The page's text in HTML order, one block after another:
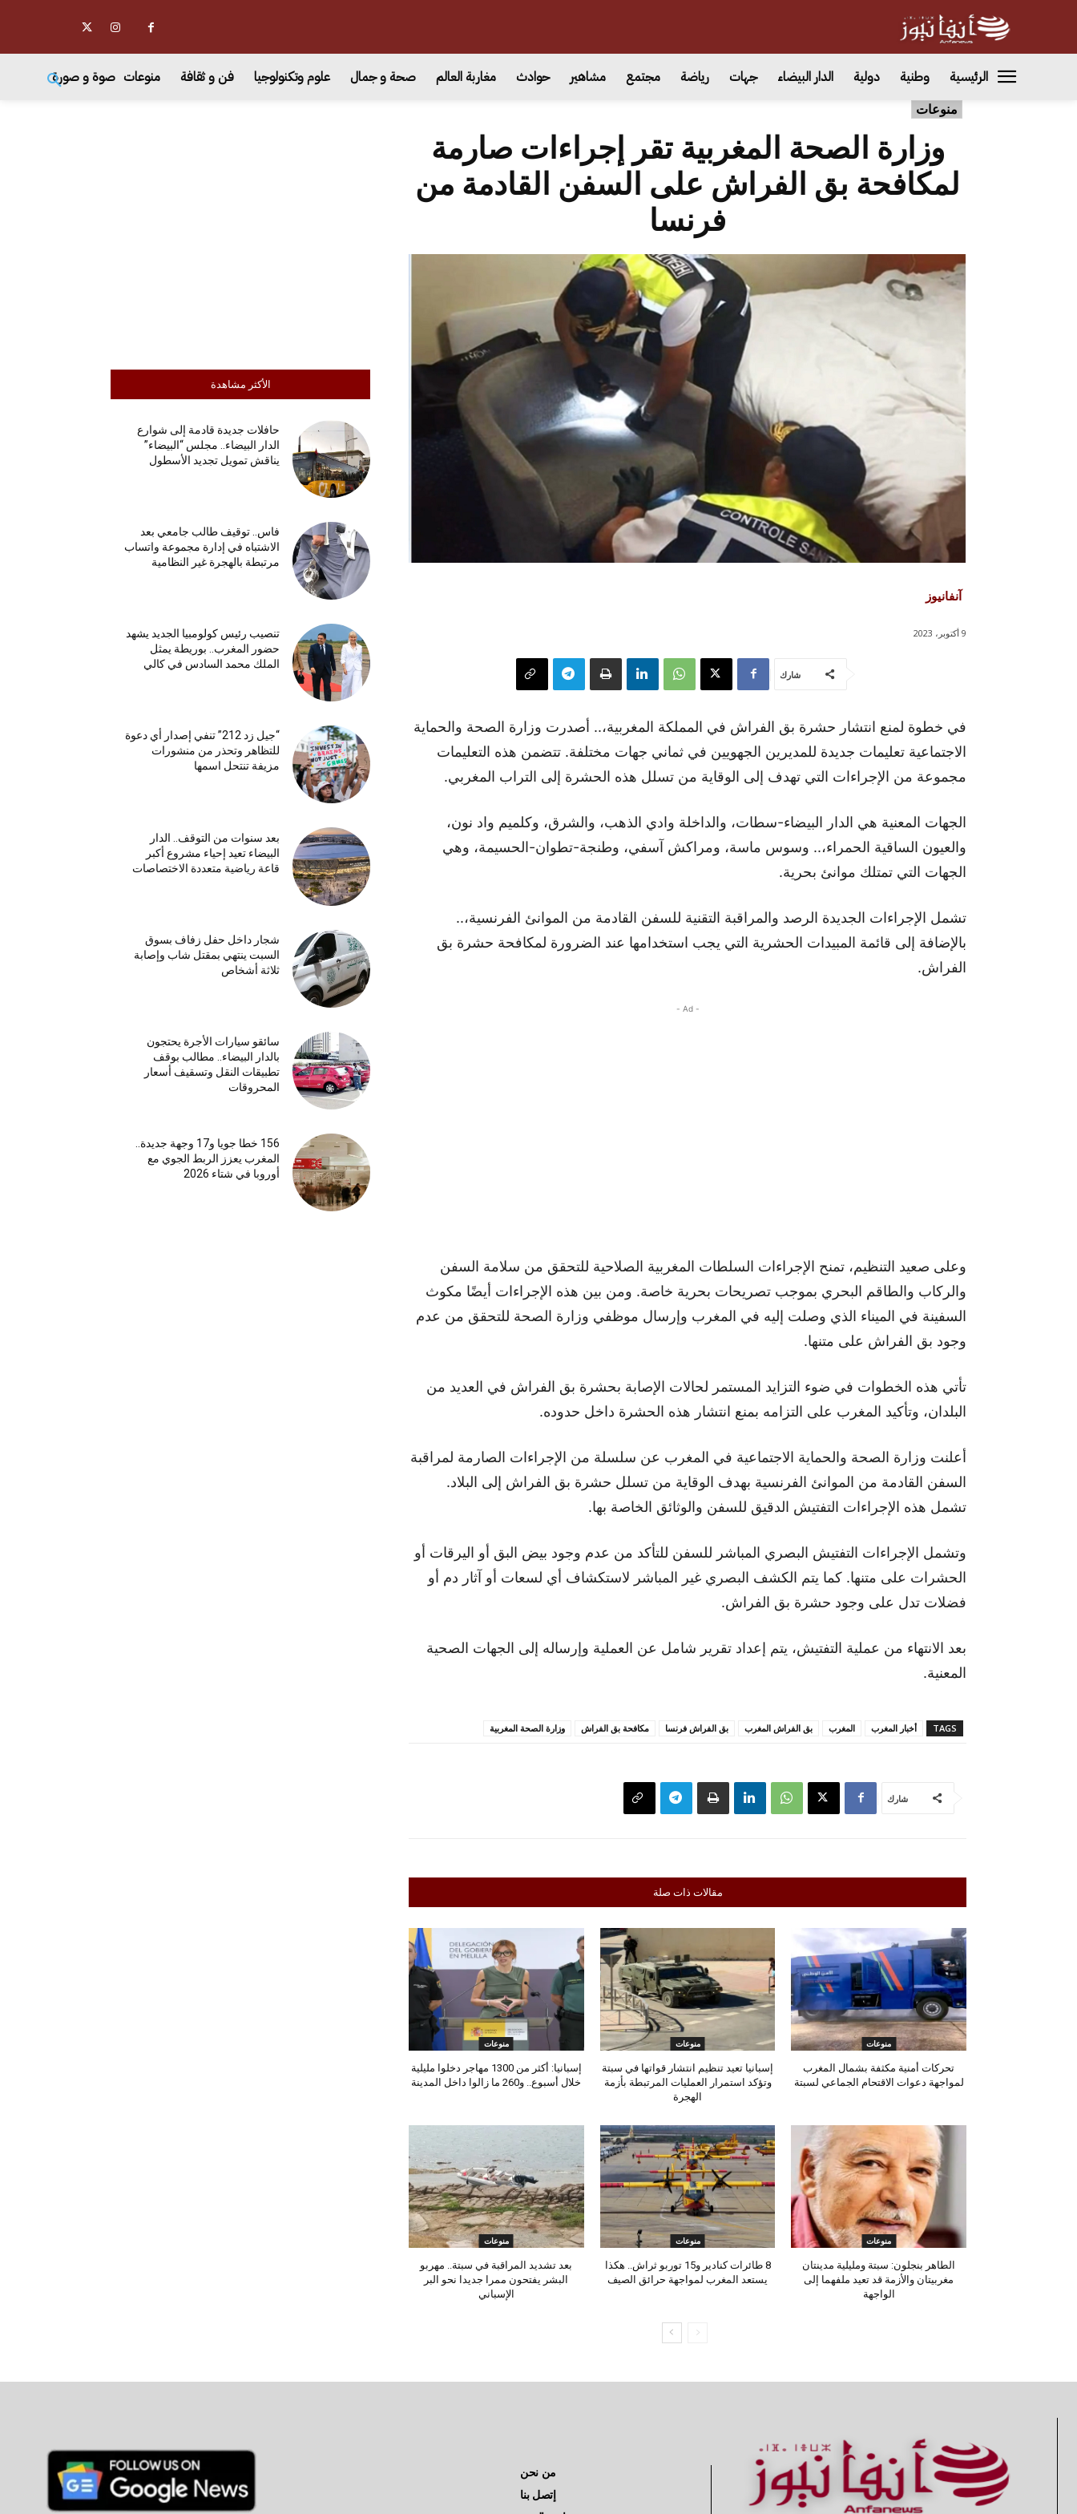
الرئيسية وطنية دولية الدار البيضاء جهات رياضة مجتمع مشاهير حوادث مغاربة العالم صحة و جمال علوم وتكنولوجيا فن و ثقافة منوعات صوة و صورة
منوعات
الأكثر مشاهدة
حافلات جديدة قادمة إلى شوارع
الدار البيضاء.. مجلس “البيضاء”
يناقش تمويل تجديد الأسطول
فاس.. توقيف طالب جامعي بعد
الاشتباه في إدارة مجموعة واتساب
مرتبطة بالهجرة غير النظامية
تنصيب رئيس كولومبيا الجديد يشهد
حضور المغرب.. بوريطة يمثل
الملك محمد السادس في كالي
“جيل زد 212” تنفي إصدار أي دعوة
للتظاهر وتحذر من منشورات
مزيفة تنتحل اسمها
بعد سنوات من التوقف.. الدار
البيضاء تعيد إحياء مشروع أكبر
قاعة رياضية متعددة الاختصاصات
شجار داخل حفل زفاف بسوق
السبت ينتهي بمقتل شاب وإصابة
ثلاثة أشخاص
سائقو سيارات الأجرة يحتجون
بالدار البيضاء.. مطالب بوقف
تطبيقات النقل وتسقيف أسعار
المحروقات
156 خطا جويا و17 وجهة جديدة..
المغرب يعزز الربط الجوي مع
أوروبا في شتاء 2026
وزارة الصحة المغربية تقر إجراءات صارمة
لمكافحة بق الفراش على السفن القادمة من
فرنسا
آنفانيوز
9 أكتوبر، 2023
شارك
في خطوة لمنع انتشار حشرة بق الفراش في المملكة المغربية،.. أصدرت وزارة الصحة والحماية
الاجتماعية تعليمات جديدة للمديرين الجهويين في ثماني جهات مختلفة. تتضمن هذه التعليمات
مجموعة من الإجراءات التي تهدف إلى الوقاية من تسلل هذه الحشرة إلى التراب المغربي.
الجهات المعنية هي الدار البيضاء-سطات، والداخلة وادي الذهب، والشرق، وكلميم واد نون،
والعيون الساقية الحمراء،.. وسوس ماسة، ومراكش آسفي، وطنجة-تطوان-الحسيمة، وهي
الجهات التي تمتلك موانئ بحرية.
تشمل الإجراءات الجديدة الرصد والمراقبة التقنية للسفن القادمة من الموانئ الفرنسية،..
بالإضافة إلى قائمة المبيدات الحشرية التي يجب استخدامها عند الضرورة لمكافحة حشرة بق
الفراش.
- Ad -
وعلى صعيد التنظيم، تمنح الإجراءات السلطات المغربية الصلاحية للتحقق من سلامة السفن
والركاب والطاقم البحري بموجب تصريحات بحرية خاصة. ومن بين هذه الإجراءات أيضًا مكوث
السفينة في الميناء الذي وصلت إليه في المغرب وإرسال موظفي وزارة الصحة للتحقق من عدم
وجود بق الفراش على متنها.
تأتي هذه الخطوات في ضوء التزايد المستمر لحالات الإصابة بحشرة بق الفراش في العديد من
البلدان، وتأكيد المغرب على التزامه بمنع انتشار هذه الحشرة داخل حدوده.
أعلنت وزارة الصحة والحماية الاجتماعية في المغرب عن سلسلة من الإجراءات الصارمة لمراقبة
السفن القادمة من الموانئ الفرنسية بهدف الوقاية من تسلل حشرة بق الفراش إلى البلاد.
تشمل هذه الإجراءات التفتيش الدقيق للسفن والوثائق الخاصة بها.
وتشمل الإجراءات التفتيش البصري المباشر للسفن للتأكد من عدم وجود بيض البق أو اليرقات أو
الحشرات على متنها. كما يتم الكشف البصري غير المباشر لاستكشاف أي لسعات أو آثار دم أو
فضلات تدل على وجود حشرة بق الفراش.
بعد الانتهاء من عملية التفتيش، يتم إعداد تقرير شامل عن العملية وإرساله إلى الجهات الصحية
المعنية.
TAGS أخبار المغرب المغرب بق الفراش المغرب بق الفراش فرنسا مكافحة بق الفراش وزارة الصحة المغربية
شارك
مقالات ذات صلة
منوعات
تحركات أمنية مكثفة بشمال المغرب
لمواجهة دعوات الاقتحام الجماعي لسبتة
منوعات
إسبانيا تعيد تنظيم انتشار قواتها في سبتة
وتؤكد استمرار العمليات المرتبطة بأزمة
الهجرة
منوعات
إسبانيا: أكثر من 1300 مهاجر دخلوا مليلية
خلال أسبوع.. و260 ما زالوا داخل المدينة
منوعات
الطاهر بنجلون: سبتة ومليلية مدينتان
مغربيتان والأزمة قد تعيد ملفهما إلى
الواجهة
منوعات
8 طائرات كنادير و15 توربو ثراش.. هكذا
يستعد المغرب لمواجهة حرائق الصيف
منوعات
بعد تشديد المراقبة في سبتة.. مهربو
البشر يفتحون ممرا جديدا نحو البر
الإسباني
من نحن
إتصل بنا